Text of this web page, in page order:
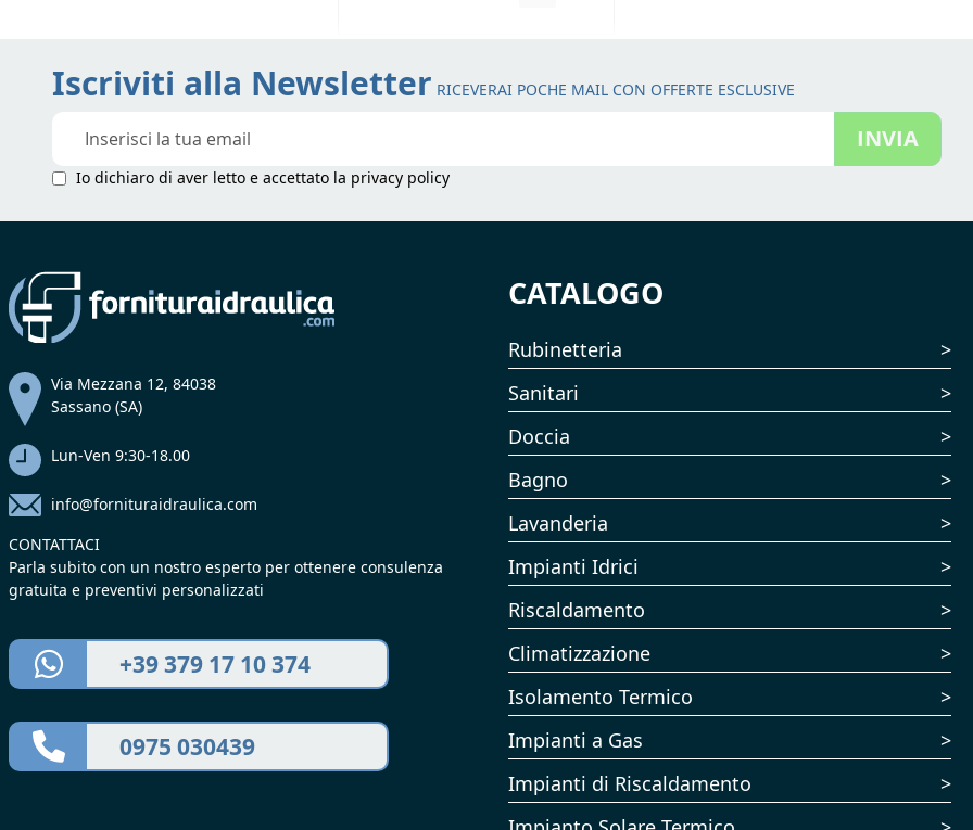
DESIDERI
Iscriviti alla Newsletter RICEVERAI POCHE MAIL CON OFFERTE ESCLUSIVE
Newsletter:
INVIA
Io dichiaro di aver letto e accettato la privacy policy
Via Mezzana 12, 84038
Sassano (SA)
Lun-Ven 9:30-18.00
info@fornituraidraulica.com
CONTATTACI
Parla subito con un nostro esperto per ottenere consulenza
gratuita e preventivi personalizzati
+39 379 17 10 374
0975 030439
CATALOGO
Rubinetteria
Sanitari
Doccia
Bagno
Lavanderia
Impianti Idrici
Riscaldamento
Climatizzazione
Isolamento Termico
Impianti a Gas
Impianti di Riscaldamento